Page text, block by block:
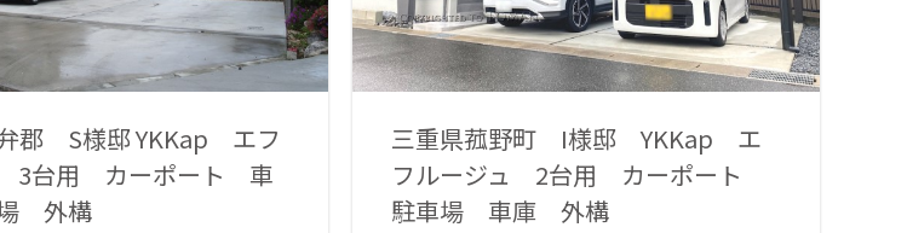
郡 S様邸 YKKap エフ
3台用 カーポート 車
外構
三重県菰野町 I様邸 YKKap エ
フルージュ 2台用 カーポート
駐車場 車庫 外構